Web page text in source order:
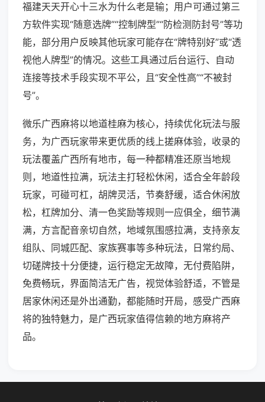
福建天天开心十三水为什么老是输；用户可通过第三
方软件实现“随意选牌”“控制牌型”“防检测防封号”等功
能，部分用户反映其他玩家可能存在“牌特别好”或“透
视他人牌型”的情况。这些工具通过后台运行、自动
连接等技术手段实现不平公，且“安全性高”“不被封
号”。
微乐广西麻将以地道桂麻为核心，持续优化玩法与服
务，为广西玩家带来更优质的线上搓麻体验，收录的
玩法覆盖广西所有地市，每一种都精准还原当地规
则，地道性拉满，玩法主打轻松休闲，适合全年龄段
玩家，可碰可杠，胡牌灵活，节奏舒缓，适合休闲放
松，杠牌加分、清一色奖励等规则一应俱全，细节满
满，方言配音亲切自然，地域氛围感拉满，支持亲友
组队、同城匹配、家族赛事等多种玩法，日常约局、
切磋牌技十分便捷，运行稳定无故障，无付费陷阱，
免费畅玩，界面简洁无广告，视觉体验舒适，不管是
居家休闲还是外出通勤，都能随时开局，感受广西麻
将的独特魅力，是广西玩家值得信赖的地方麻将产
品。